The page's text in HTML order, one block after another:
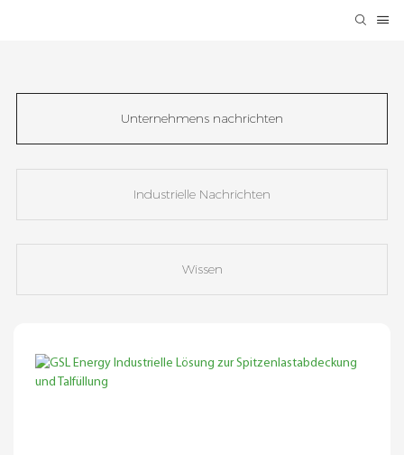
Unternehmens nachrichten
Industrielle Nachrichten
Wissen